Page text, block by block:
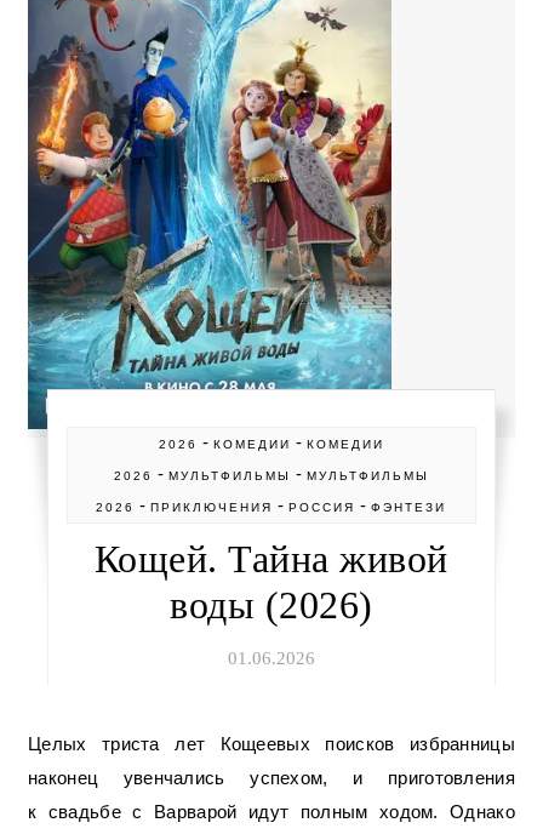
2026 - КОМЕДИИ - КОМЕДИИ
2026 - МУЛЬТФИЛЬМЫ - МУЛЬТФИЛЬМЫ
2026 -ПРИКЛЮЧЕНИЯ -РОССИЯ -ФЭНТЕЗИ
Кощей. Тайна живой
воды (2026)
01.06.2026
Целых триста лет Кощеевых поисков избранницы
наконец увенчались успехом, и приготовления
к свадьбе с Варварой идут полным ходом. Однако